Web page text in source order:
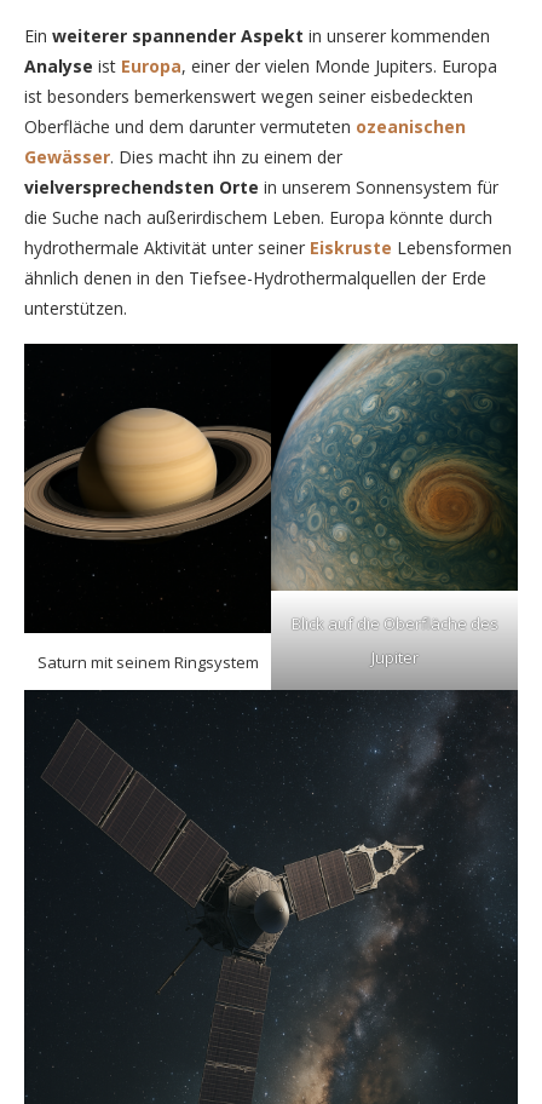
Ein weiterer spannender Aspekt in unserer kommenden
Analyse ist Europa, einer der vielen Monde Jupiters. Europa
ist besonders bemerkenswert wegen seiner eisbedeckten
Oberfläche und dem darunter vermuteten ozeanischen
Gewässer. Dies macht ihn zu einem der
vielversprechendsten Orte in unserem Sonnensystem für
die Suche nach außerirdischem Leben. Europa könnte durch
hydrothermale Aktivität unter seiner Eiskruste Lebensformen
ähnlich denen in den Tiefsee-Hydrothermalquellen der Erde
unterstützen.
Saturn mit seinem Ringsystem
Blick auf die Oberfläche des
Jupiter